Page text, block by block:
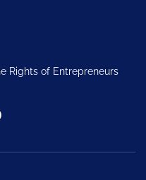
Rights of Entrepreneurs